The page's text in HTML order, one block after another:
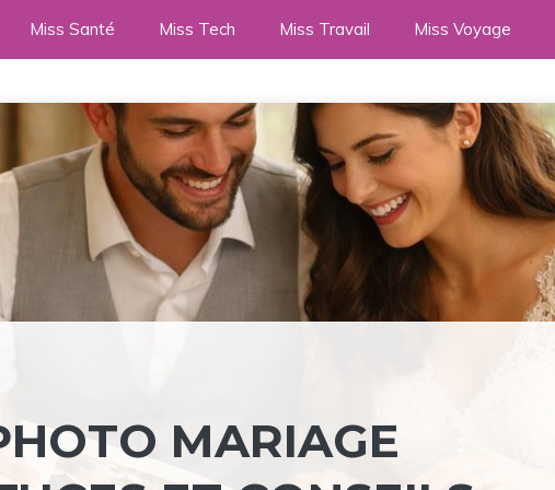
Miss Santé Miss Tech Miss Travail Miss Voyage
MARIAGE